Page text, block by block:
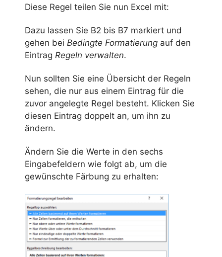
Diese Regel teilen Sie nun Excel mit:
Dazu lassen Sie B2 bis B7 markiert und
gehen bei Bedingte Formatierung auf den
Eintrag Regeln verwalten.
Nun sollten Sie eine Übersicht der Regeln
sehen, die nur aus einem Eintrag für die
zuvor angelegte Regel besteht. Klicken Sie
diesen Eintrag doppelt an, um ihn zu
ändern.
Ändern Sie die Werte in den sechs
Eingabefeldern wie folgt ab, um die
gewünschte Färbung zu erhalten: